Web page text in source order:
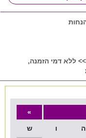
ללא דמי הזמנה,
»
ה ו ש